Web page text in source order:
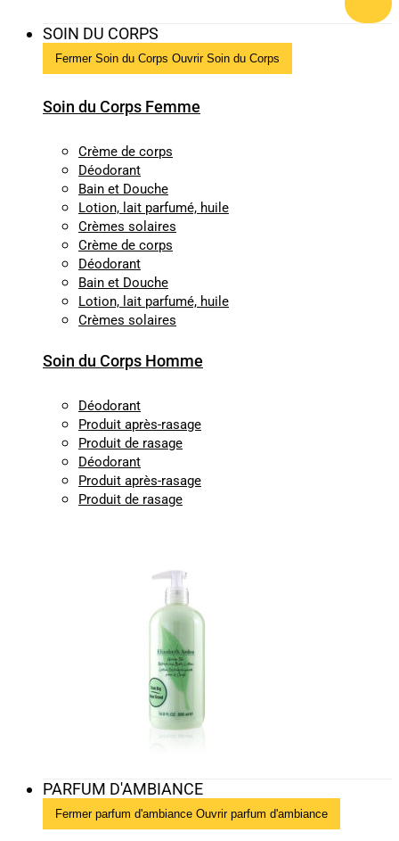
SOIN DU CORPS
Fermer Soin du Corps Ouvrir Soin du Corps
Soin du Corps Femme
Crème de corps
Déodorant
Bain et Douche
Lotion, lait parfumé, huile
Crèmes solaires
Crème de corps
Déodorant
Bain et Douche
Lotion, lait parfumé, huile
Crèmes solaires
Soin du Corps Homme
Déodorant
Produit après-rasage
Produit de rasage
Déodorant
Produit après-rasage
Produit de rasage
PARFUM D'AMBIANCE
Fermer parfum d'ambiance Ouvrir parfum d'ambiance